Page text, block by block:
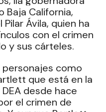
Baja California,
Pilar Ávila, quien ha
con el crimen
y sus cárteles.
como
que está en la
desde hace
el crimen de